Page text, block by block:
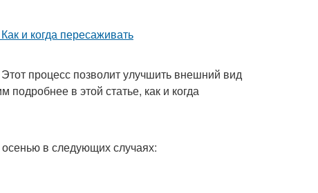
процесс позволит улучшить внешний вид
подробнее в этой статье, как и когда
в следующих случаях: